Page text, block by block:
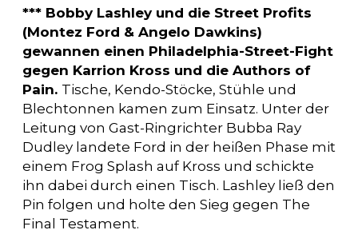
*** Bobby Lashley und die Street Profits
(Montez Ford & Angelo Dawkins)
gewannen einen Philadelphia-Street-Fight
gegen Karrion Kross und die Authors of
Pain. Tische, Kendo-Stöcke, Stühle und
Blechtonnen kamen zum Einsatz. Unter der
Leitung von Gast-Ringrichter Bubba Ray
Dudley landete Ford in der heißen Phase mit
einem Frog Splash auf Kross und schickte
ihn dabei durch einen Tisch. Lashley ließ den
Pin folgen und holte den Sieg gegen The
Final Testament.